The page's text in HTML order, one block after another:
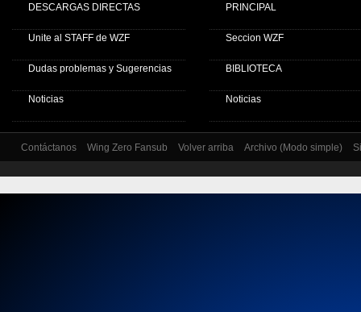
DESCARGAS DIRECTAS
Unite al STAFF de WZF
Dudas problemas y Sugerencias
Noticias
PRINCIPAL
Seccion WZF
BIBLIOTECA
Noticias
Contáctanos Wing Zero Fansub Volver arriba Archivo (Modo simple)